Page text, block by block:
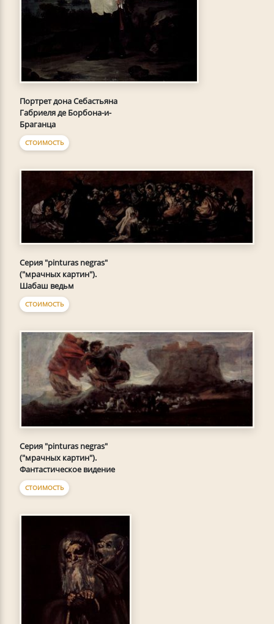
Портрет дона Себастьяна
Габриеля де Борбона-и-
Браганца
СТОИМОСТЬ
Серия "pinturas negras"
("мрачных картин").
Шабаш ведьм
СТОИМОСТЬ
Серия "pinturas negras"
("мрачных картин").
Фантастическое видение
СТОИМОСТЬ